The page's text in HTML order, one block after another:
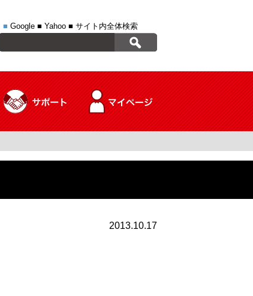
■ Google ■ Yahoo ■ サイト内全体検索
2013.10.17